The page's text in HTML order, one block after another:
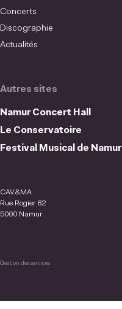
Autres sites
Namur Concert Hall
Le Conservatoire
Festival Musical de Namur
Concerts
Discographie
Actualités
CAV&MA
Rue Rogier 82
5000 Namur
Gestion des services